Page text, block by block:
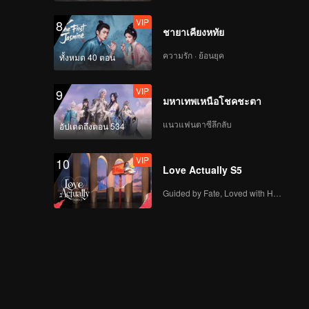
8
ทั้งหมด 40 ตอน
VIP
ชายาเคียงหทัย
ความรัก · ย้อนยุค
9
อัปเดตถึงตอน 534
VIP
มหาเทพเหนือโชคชะตา
แนวแฟนตาซีลึกลับ
10 VIP
Love Actually S5